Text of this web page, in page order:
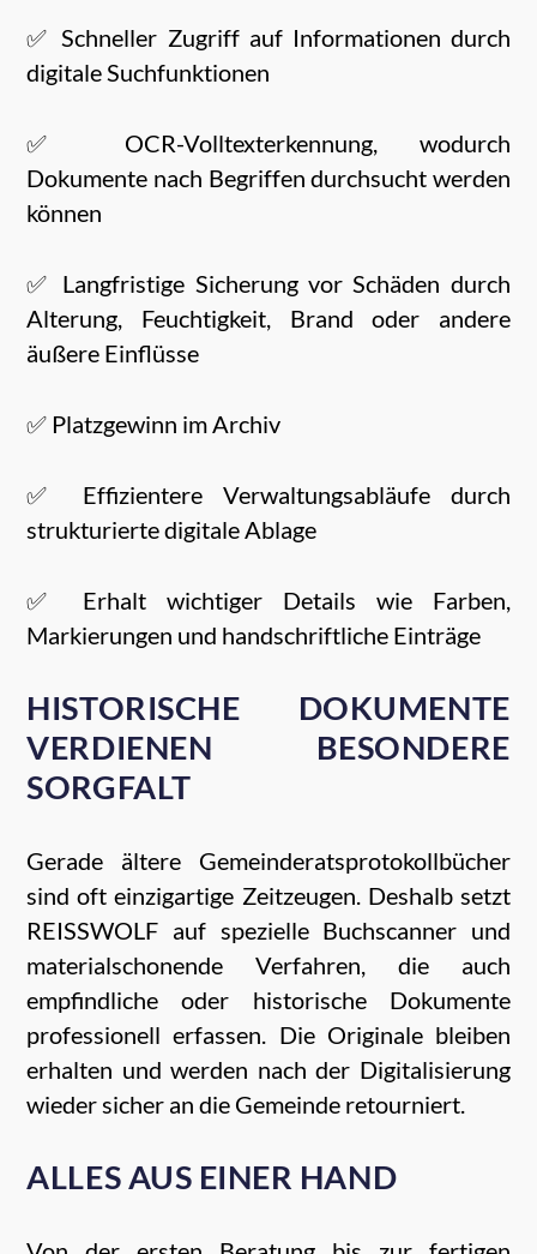
✅ Schneller Zugriff auf Informationen durch
digitale Suchfunktionen
✅ OCR-Volltexterkennung, wodurch
Dokumente nach Begriffen durchsucht werden
können
✅ Langfristige Sicherung vor Schäden durch
Alterung, Feuchtigkeit, Brand oder andere
äußere Einflüsse
✅ Platzgewinn im Archiv
✅ Effizientere Verwaltungsabläufe durch
strukturierte digitale Ablage
✅ Erhalt wichtiger Details wie Farben,
Markierungen und handschriftliche Einträge
HISTORISCHE DOKUMENTE
VERDIENEN BESONDERE
SORGFALT
Gerade ältere Gemeinderatsprotokollbücher
sind oft einzigartige Zeitzeugen. Deshalb setzt
REISSWOLF auf spezielle Buchscanner und
materialschonende Verfahren, die auch
empfindliche oder historische Dokumente
professionell erfassen. Die Originale bleiben
erhalten und werden nach der Digitalisierung
wieder sicher an die Gemeinde retourniert.
ALLES AUS EINER HAND